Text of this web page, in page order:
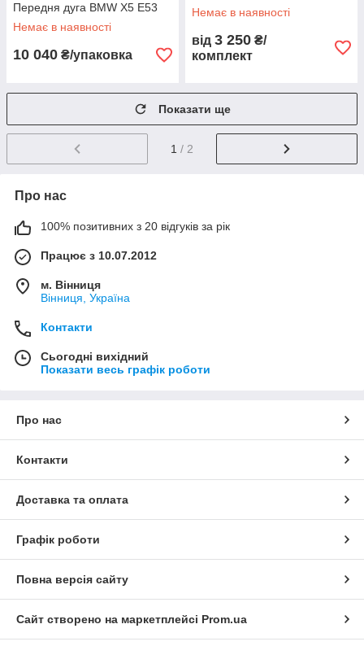
Передня дуга BMW X5 E53
Немає в наявності
10 040 ₴/упаковка
Немає в наявності
від 3 250 ₴/
комплект
Показати ще
1 / 2
Про нас
100% позитивних з 20 відгуків за рік
Працює з 10.07.2012
м. Вінниця
Вінниця, Україна
Контакти
Сьогодні вихідний
Показати весь графік роботи
Про нас
Контакти
Доставка та оплата
Графік роботи
Повна версія сайту
Сайт створено на маркетплейсі Prom.ua